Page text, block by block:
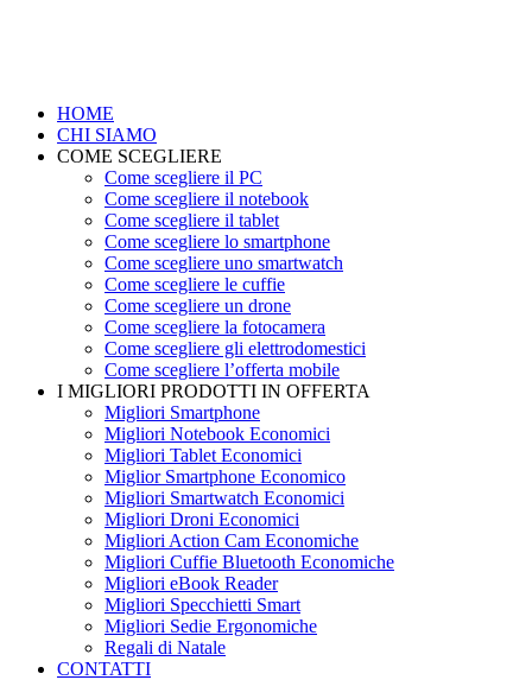
HOME
CHI SIAMO
COME SCEGLIERE
Come scegliere il PC
Come scegliere il notebook
Come scegliere il tablet
Come scegliere lo smartphone
Come scegliere uno smartwatch
Come scegliere le cuffie
Come scegliere un drone
Come scegliere la fotocamera
Come scegliere gli elettrodomestici
Come scegliere l’offerta mobile
I MIGLIORI PRODOTTI IN OFFERTA
Migliori Smartphone
Migliori Notebook Economici
Migliori Tablet Economici
Miglior Smartphone Economico
Migliori Smartwatch Economici
Migliori Droni Economici
Migliori Action Cam Economiche
Migliori Cuffie Bluetooth Economiche
Migliori eBook Reader
Migliori Specchietti Smart
Migliori Sedie Ergonomiche
Regali di Natale
CONTATTI